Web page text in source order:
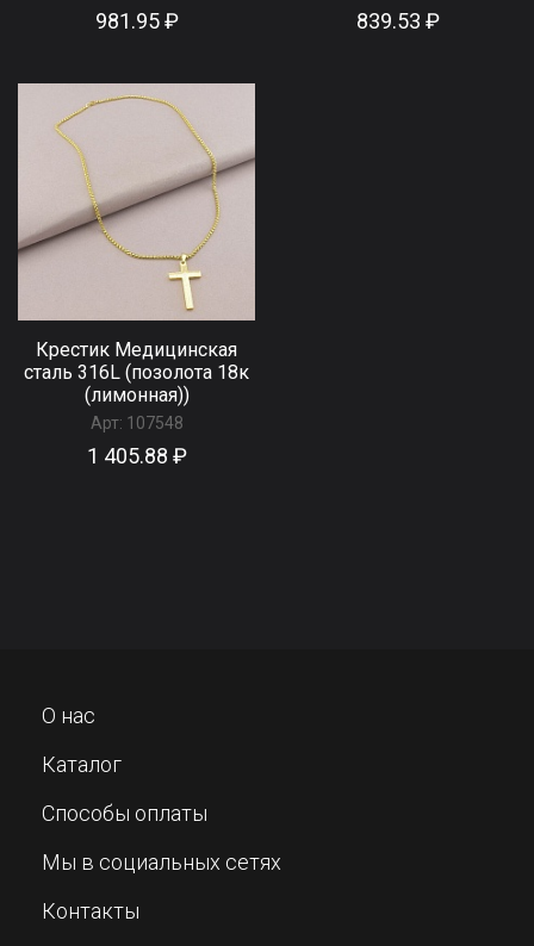
981.95 ₽ 839.53 ₽
Крестик Медицинская
сталь 316L (позолота 18к
(лимонная))
Арт: 107548
1 405.88 ₽
О нас
Каталог
Способы оплаты
Мы в социальных сетях
Контакты